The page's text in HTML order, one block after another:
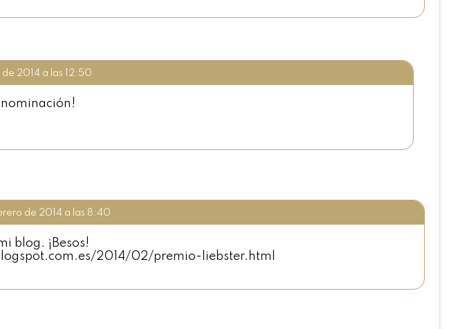
2014 a las 12:50
nominación!
de 2014 a las 8:40
blog. ¡Besos!
2014/02/premio-liebster.html